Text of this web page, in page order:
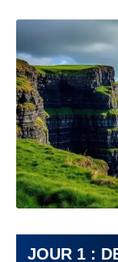
JOUR 1 :